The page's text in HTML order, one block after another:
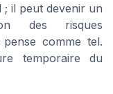
; il peut devenir un
des risques
comme tel.
temporaire du